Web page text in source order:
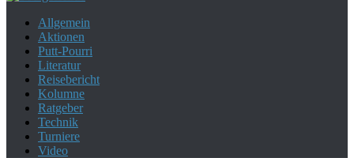
Allgemein
Aktionen
Putt-Pourri
Literatur
Reisebericht
Kolumne
Ratgeber
Technik
Turniere
Video